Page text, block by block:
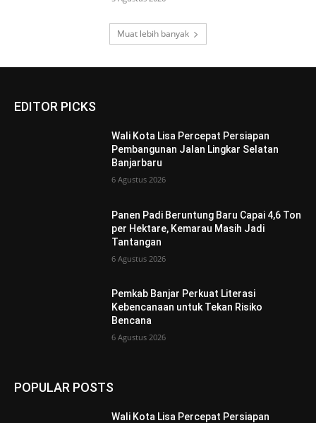
Muat lebih banyak
EDITOR PICKS
Wali Kota Lisa Percepat Persiapan
Pembangunan Jalan Lingkar Selatan
Banjarbaru
6 Agustus 2026
Panen Padi Beruntung Baru Capai 4,6 Ton
per Hektare, Kemarau Masih Jadi
Tantangan
6 Agustus 2026
Pemkab Banjar Perkuat Literasi
Kebencanaan untuk Tekan Risiko
Bencana
6 Agustus 2026
POPULAR POSTS
Wali Kota Lisa Percepat Persiapan